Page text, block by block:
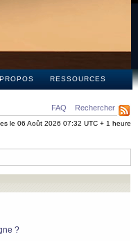
RESSOURCES
FAQ Rechercher
le 06 Août 2026 07:32 UTC + 1 heure
?